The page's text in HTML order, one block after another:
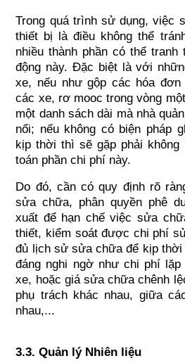
Trong quá trình sử dụng, việc
thiết bị là điều không thể
nhiều thành phần có thể tranh
động này. Đặc biệt là với
xe, nếu như gộp các hóa
các xe, rơ mooc trong vòng
một danh sách dài mà nhà
nổi; nếu không có biện pháp
kịp thời thì sẽ gặp phải
toán phần chi phí này.
Do đó, cần có quy định rõ
sửa chữa, phân quyền phê
xuất để hạn chế việc sửa
thiết, kiểm soát được chi phí
đủ lịch sử sửa chữa để kịp thời
đáng nghi ngờ như chi phí
xe, hoặc giá sửa chữa chênh
phụ trách khác nhau, giữa
nhau,...
3.3. Quản lý Nhiên liệu